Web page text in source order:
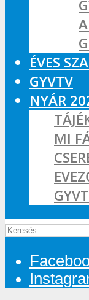
ÉVES
GYVTV
NYÁR
MI